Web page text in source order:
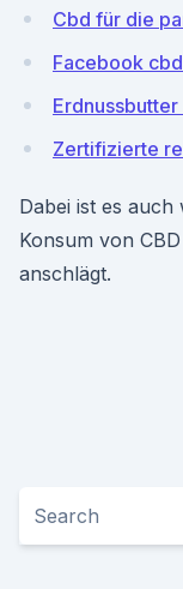
Cbd für die
Facebook
Zertifizierte
Dabei ist es auch
Konsum von
anschlägt.